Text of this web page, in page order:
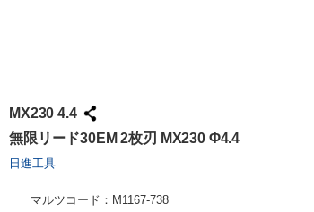
MX230 4.4
無限リード30EM 2枚刃 MX230 Φ4.4
日進工具
マルツコード： M1167-738